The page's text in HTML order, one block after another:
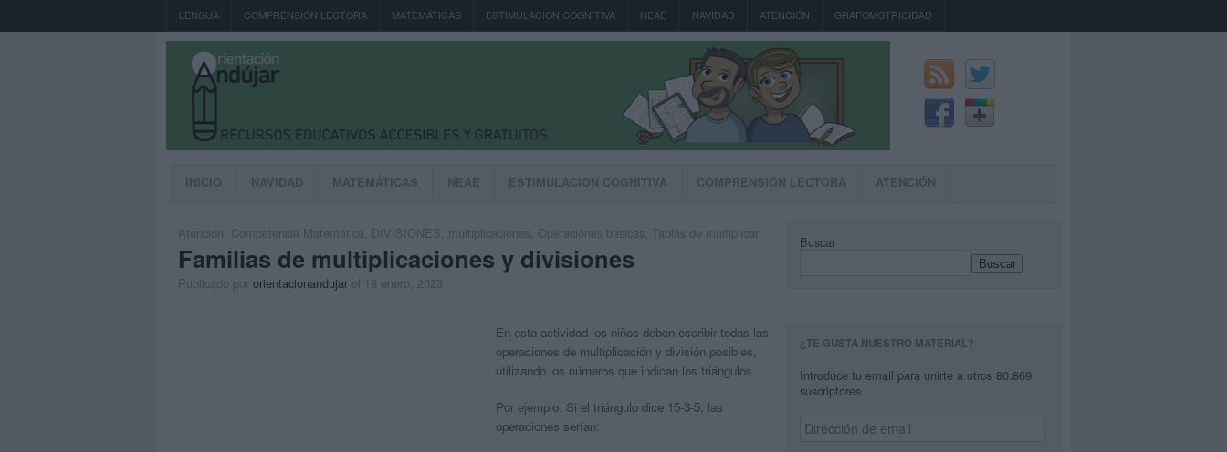
LENGUA COMPRENSIÓN LECTORA MATEMÁTICAS ESTIMULACION COGNITIVA NEAE NAVIDAD ATENCIÓN GRAFOMOTRICIDAD
INICIO NAVIDAD MATEMÁTICAS NEAE ESTIMULACION COGNITIVA COMPRENSIÓN LECTORA ATENCIÓN
Atención Competencia Matemática DIVISIONES multiplicaciones Operaciones básicas Tablas de multiplicar
Familias de multiplicaciones y divisiones
Publicado por orientacionandujar el 18 enero, 2023
En esta actividad los niños deben escribir todas las
operaciones de multiplicación y división posibles,
utilizando los números que indican los triángulos.
Por ejemplo: Si el triángulo dice 15-3-5, las
operaciones serían:
Buscar
Buscar
¿TE GUSTA NUESTRO MATERIAL?
Introduce tu email para unirte a otros 80.869
suscriptores.
Dirección
de